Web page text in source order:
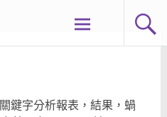
鍵字分析報表，結果，蝸